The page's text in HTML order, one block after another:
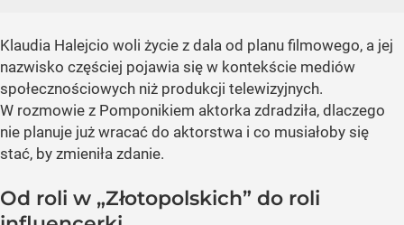
Klaudia Halejcio woli życie z dala od planu filmowego, a jej
nazwisko częściej pojawia się w kontekście mediów
społecznościowych niż produkcji telewizyjnych.
W rozmowie z Pomponikiem aktorka zdradziła, dlaczego
nie planuje już wracać do aktorstwa i co musiałoby się
stać, by zmieniła zdanie.
Od roli w „Złotopolskich” do roli